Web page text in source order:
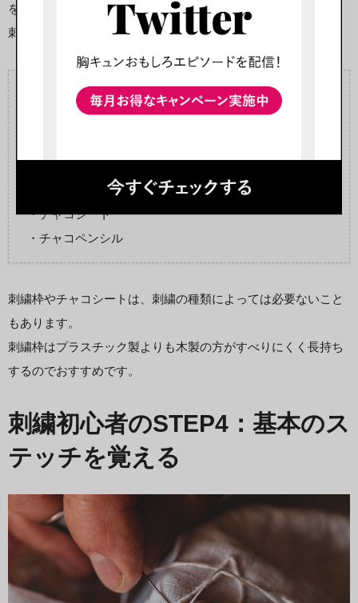
を揃える段階です。
刺繍で使う基本の道具は、以下の通りです。
・刺繍糸＆刺繍針
・糸切りはさみ
・チャコシート
・チャコペンシル
刺繍枠やチャコシートは、刺繍の種類によっては必要ないこと
もあります。
刺繍枠はプラスチック製よりも木製の方がすべりにくく長持ち
するのでおすすめです。
刺繍初心者のSTEP4：基本のス
テッチを覚える